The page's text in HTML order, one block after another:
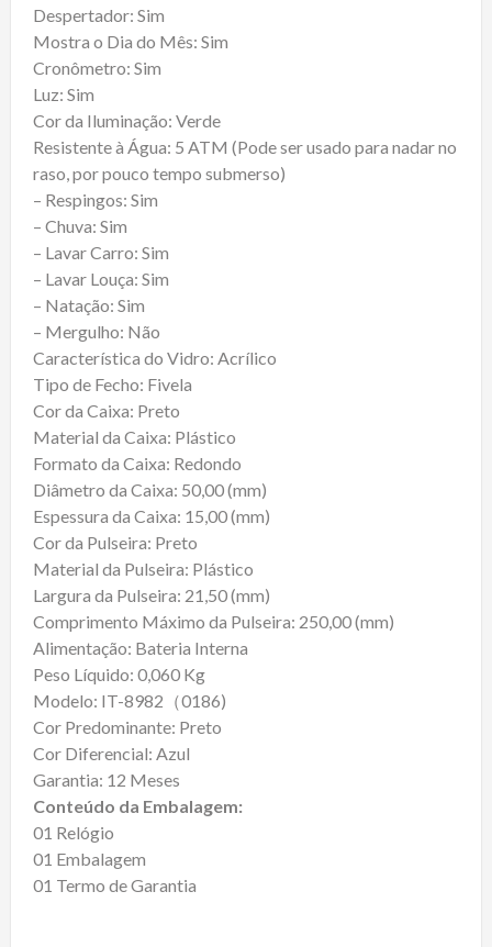
Despertador: Sim
Mostra o Dia do Mês: Sim
Cronômetro: Sim
Luz: Sim
Cor da Iluminação: Verde
Resistente à Água: 5 ATM (Pode ser usado para nadar no
raso, por pouco tempo submerso)
– Respingos: Sim
– Chuva: Sim
– Lavar Carro: Sim
– Lavar Louça: Sim
– Natação: Sim
– Mergulho: Não
Característica do Vidro: Acrílico
Tipo de Fecho: Fivela
Cor da Caixa: Preto
Material da Caixa: Plástico
Formato da Caixa: Redondo
Diâmetro da Caixa: 50,00 (mm)
Espessura da Caixa: 15,00 (mm)
Cor da Pulseira: Preto
Material da Pulseira: Plástico
Largura da Pulseira: 21,50 (mm)
Comprimento Máximo da Pulseira: 250,00 (mm)
Alimentação: Bateria Interna
Peso Líquido: 0,060 Kg
Modelo: IT-8982（0186)
Cor Predominante: Preto
Cor Diferencial: Azul
Garantia: 12 Meses
Conteúdo da Embalagem:
01 Relógio
01 Embalagem
01 Termo de Garantia